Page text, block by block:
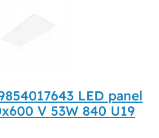
LED panel
V 53W 840 U19